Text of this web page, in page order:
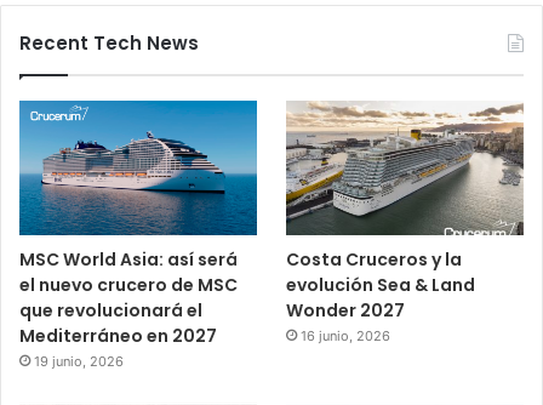
Recent Tech News
MSC World Asia: así será
el nuevo crucero de MSC
que revolucionará el
Mediterráneo en 2027
19 junio, 2026
Costa Cruceros y la
evolución Sea & Land
Wonder 2027
16 junio, 2026